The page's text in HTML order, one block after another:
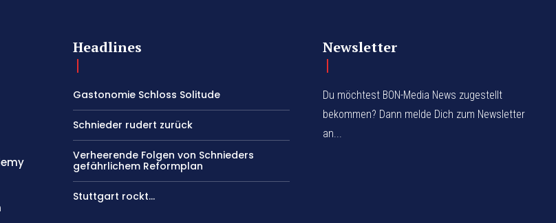
Headlines
Gastonomie Schloss Solitude
Schnieder rudert zurück
Verheerende Folgen von Schnieders
gefährlichem Reformplan
Stuttgart rockt…
Newsletter
Du möchtest BON-Media News zugestellt
bekommen? Dann melde Dich zum Newsletter
an...